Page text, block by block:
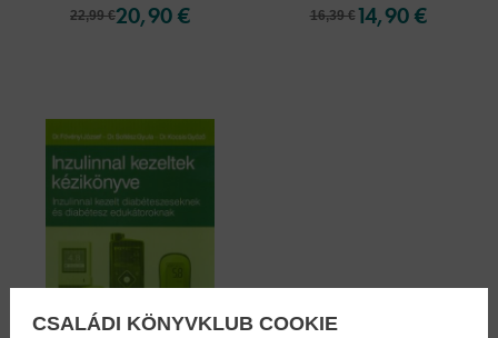
22,99 €20,90 € 16,39 € 14,90 €
CSALÁDI KÖNYVKLUB COOKIE